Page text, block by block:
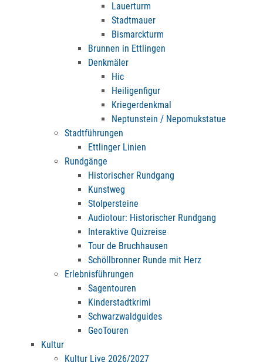
Lauerturm
Stadtmauer
Bismarckturm
Brunnen in Ettlingen
Denkmäler
Hic
Heiligenfigur
Kriegerdenkmal
Neptunstein / Nepomukstatue
Stadtführungen
Ettlinger Linien
Rundgänge
Historischer Rundgang
Kunstweg
Stolpersteine
Audiotour: Historischer Rundgang
Interaktive Quizreise
Tour de Bruchhausen
Schöllbronner Runde mit Herz
Erlebnisführungen
Sagentouren
Kinderstadtkrimi
Schwarzwaldguides
GeoTouren
Kultur
Kultur Live 2026/2027